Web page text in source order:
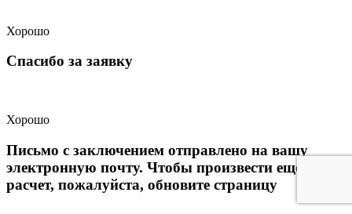
Хорошо
Спасибо за заявку
Хорошо
Письмо с заключением отправлено на вашу
электронную почту. Чтобы произвести еще один
расчет, пожалуйста, обновите страницу